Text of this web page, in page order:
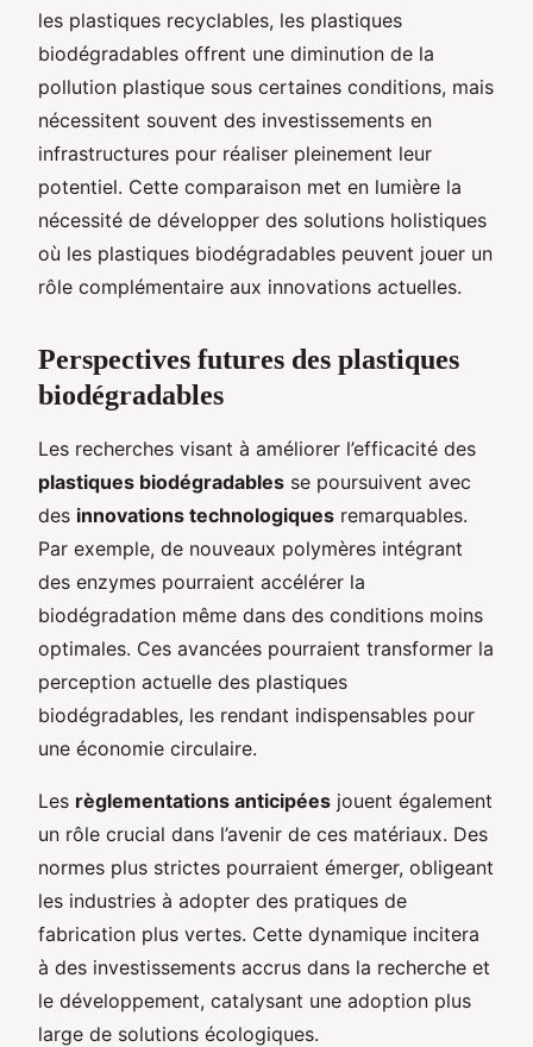
les plastiques recyclables, les plastiques
biodégradables offrent une diminution de la
pollution plastique sous certaines conditions, mais
nécessitent souvent des investissements en
infrastructures pour réaliser pleinement leur
potentiel. Cette comparaison met en lumière la
nécessité de développer des solutions holistiques
où les plastiques biodégradables peuvent jouer un
rôle complémentaire aux innovations actuelles.
Perspectives futures des plastiques
biodégradables
Les recherches visant à améliorer l’efficacité des
plastiques biodégradables se poursuivent avec
des innovations technologiques remarquables.
Par exemple, de nouveaux polymères intégrant
des enzymes pourraient accélérer la
biodégradation même dans des conditions moins
optimales. Ces avancées pourraient transformer la
perception actuelle des plastiques
biodégradables, les rendant indispensables pour
une économie circulaire.
Les règlementations anticipées jouent également
un rôle crucial dans l’avenir de ces matériaux. Des
normes plus strictes pourraient émerger, obligeant
les industries à adopter des pratiques de
fabrication plus vertes. Cette dynamique incitera
à des investissements accrus dans la recherche et
le développement, catalysant une adoption plus
large de solutions écologiques.